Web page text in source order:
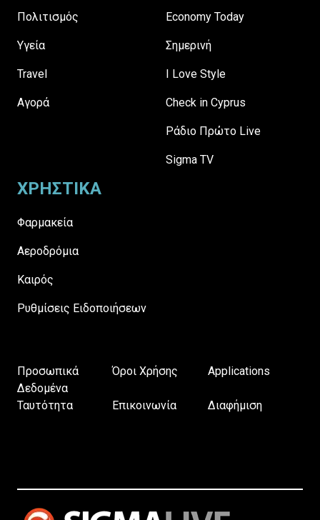
Πολιτισμός
Υγεία
Travel
Αγορά
Economy Today
Σημερινή
I Love Style
Check in Cyprus
Ράδιο Πρώτο Live
Sigma TV
ΧΡΗΣΤΙΚΑ
Φαρμακεία
Αεροδρόμια
Καιρός
Ρυθμίσεις Ειδοποιήσεων
Προσωπικά
Δεδομένα
Όροι Χρήσης Applications
Ταυτότητα Επικοινωνία Διαφήμιση